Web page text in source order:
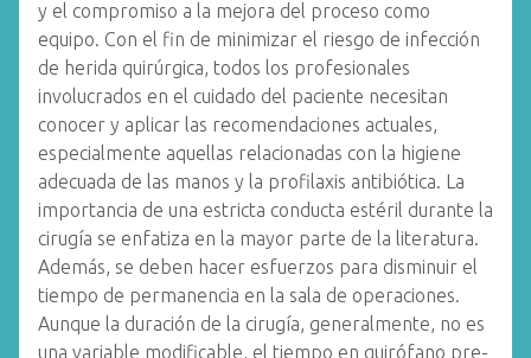
y el compromiso a la mejora del proceso como
equipo. Con el fin de minimizar el riesgo de infección
de herida quirúrgica, todos los profesionales
involucrados en el cuidado del paciente necesitan
conocer y aplicar las recomendaciones actuales,
especialmente aquellas relacionadas con la higiene
adecuada de las manos y la profilaxis antibiótica. La
importancia de una estricta conducta estéril durante la
cirugía se enfatiza en la mayor parte de la literatura.
Además, se deben hacer esfuerzos para disminuir el
tiempo de permanencia en la sala de operaciones.
Aunque la duración de la cirugía, generalmente, no es
una variable modificable, el tiempo en quirófano pre-